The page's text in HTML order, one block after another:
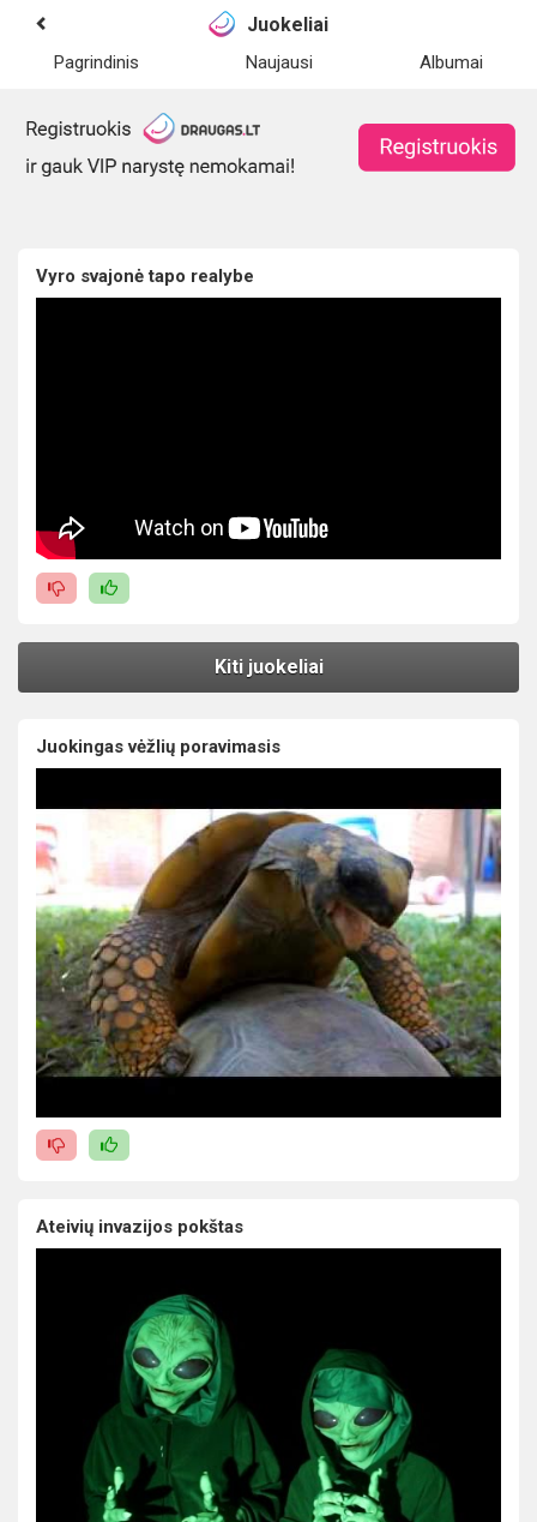
Juokeliai
Pagrindinis Naujausi Albumai
Vyro svajonė tapo realybe
Kiti juokeliai
Juokingas vėžlių poravimasis
Ateivių invazijos pokštas